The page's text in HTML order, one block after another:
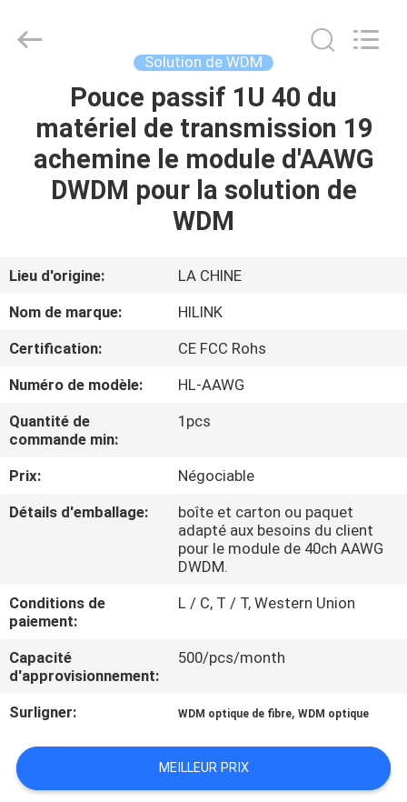
MAISON
À
PROPOS
DE
VISITE
L'USINE
LA
QUALITÉ
CONTACTER
NOUVELLES
HiLink
Technology
Solution de WDM
Pouce passif 1U 40 du
matériel de transmission 19
achemine le module d'AAWG
DWDM pour la solution de
WDM
Lieu d'origine:
LA CHINE
Nom de marque:
HILINK
Certification:
CE FCC Rohs
Numéro de modèle:
HL-AAWG
Quantité de
commande min:
1pcs
Prix:
Négociable
Détails d'emballage:
boîte et carton ou paquet
adapté aux besoins du client
pour le module de 40ch AAWG
DWDM.
Conditions de
paiement:
L / C, T / T, Western Union
Capacité
d'approvisionnement:
500/pcs/month
Surligner: WDM optique de fibre,WDM optique
MEILLEUR PRIX